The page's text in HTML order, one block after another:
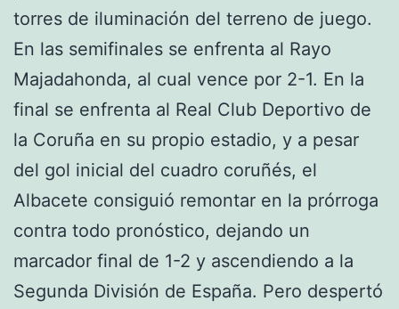
torres de iluminación del terreno de juego.
En las semifinales se enfrenta al Rayo
Majadahonda, al cual vence por 2-1. En la
final se enfrenta al Real Club Deportivo de
la Coruña en su propio estadio, y a pesar
del gol inicial del cuadro coruñés, el
Albacete consiguió remontar en la prórroga
contra todo pronóstico, dejando un
marcador final de 1-2 y ascendiendo a la
Segunda División de España. Pero despertó